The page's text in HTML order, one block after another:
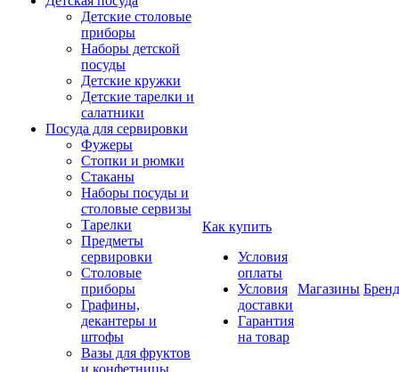
Детские столовые
приборы
Наборы детской
посуды
Детские кружки
Детские тарелки и
салатники
Посуда для сервировки
Фужеры
Стопки и рюмки
Стаканы
Наборы посуды и
столовые сервизы
Тарелки
Предметы
сервировки
Столовые
приборы
Графины,
декантеры и
штофы
Вазы для фруктов
и конфетницы
Как купить
Условия
оплаты
Условия
доставки
Гарантия
на товар
Магазины